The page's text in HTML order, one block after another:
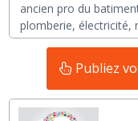
ancien pro du
plomberie, électricité,
Publiez